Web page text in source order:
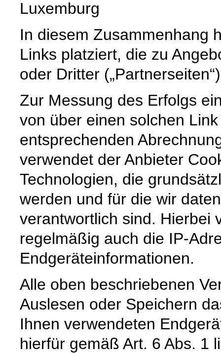
Luxemburg
In diesem Zusammenhang
Links platziert, die zu
oder Dritter
Zur Messung des Erfolgs
von über einen solchen
entsprechenden
verwendet der Anbieter
Technologien, die
werden und für die wir
verantwortlich sind. Hierbei
regelmäßig auch die IP-
Endgeräteinformationen.
Alle oben beschriebenen
Auslesen oder Speichern
Ihnen verwendeten
hierfür gemäß Art. 6 Abs. 1